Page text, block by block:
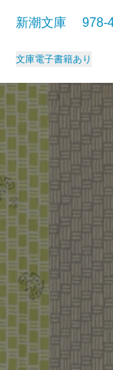
新潮文庫 978-
文庫電子書籍あり